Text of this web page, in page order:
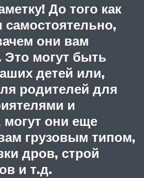
До того как
самостоятельно,
они вам
Это могут быть
детей или,
родителей для
и
они еще
грузовым типом,
дров, строй
и т.д.